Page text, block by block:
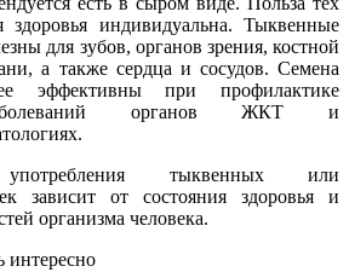
индивидуальна. Тыквенные
для зубов, органов зрения, костной
а также сердца и сосудов. Семена
эффективны при профилактике
заболеваний органов ЖКТ и
употребления тыквенных или
зависит от состояния здоровья и
организма человека.
интересно